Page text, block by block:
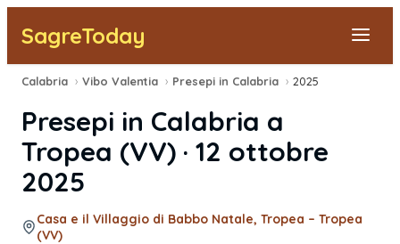
SagreToday
Segnala una sagra
Tutte le Sagre
Vicino a Me
Calabria › Vibo Valentia › Presepi in Calabria › 2025
Presepi in Calabria a
Tropea (VV) · 12 ottobre
2025
Casa e il Villaggio di Babbo Natale, Tropea – Tropea
(VV)